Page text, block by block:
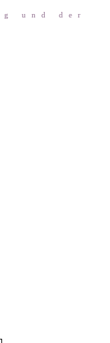
und der